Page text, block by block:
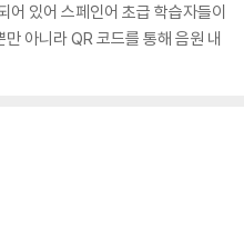
있어 스페인어 초급 학습자들이
아니라 QR 코드를 통해 음원 내